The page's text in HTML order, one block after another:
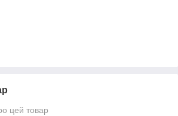
цей товар